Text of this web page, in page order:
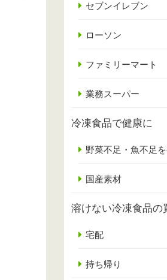
セブンイレブン
ローソン
ファミリーマート
業務スーパー
冷凍食品で健康に
野菜不足・魚不足を
国産素材
溶けない冷凍食品の
宅配
持ち帰り